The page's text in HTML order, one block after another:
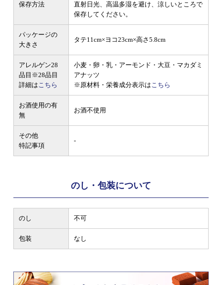
保存方法
直射日光、高温多湿を避け、涼しいところで
保存してください。
パッケージの
大きさ
タテ11cm×ヨコ23cm×高さ5.8cm
アレルゲン28
品目 ※28品目
詳細はこちら
小麦・卵・乳・アーモンド・大豆・マカダミ
アナッツ
※原材料・栄養成分表示はこちら
お酒使用の有
無
お酒不使用
その他
特記事項
-
のし・包装について
のし 不可
包装 なし